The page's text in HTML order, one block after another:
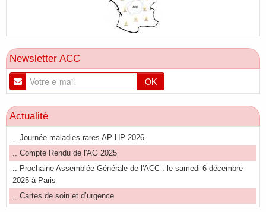
Newsletter ACC
OK
Actualité
.. Journée maladies rares AP-HP 2026
.. Compte Rendu de l'AG 2025
.. Prochaine Assemblée Générale de l'ACC : le samedi 6 décembre
2025 à Paris
.. Cartes de soin et d’urgence